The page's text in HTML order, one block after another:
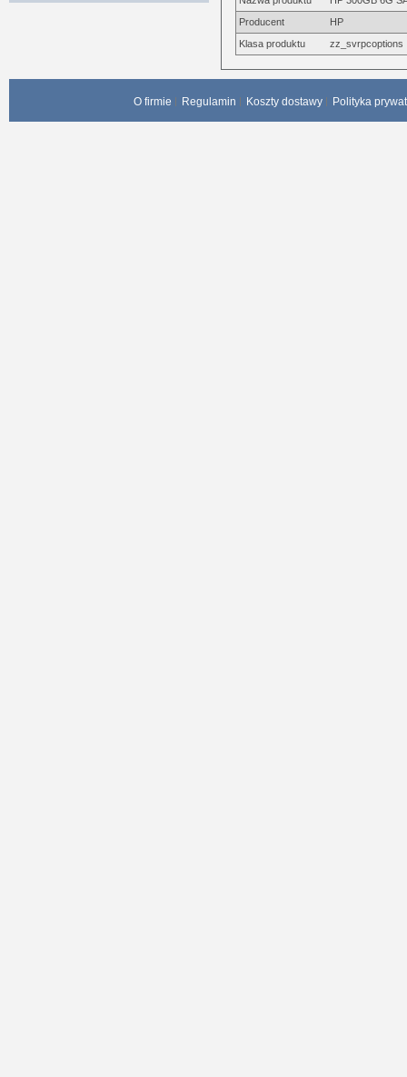
Producent
HP
Klasa produktu
zz_svrpcoptions
O firmie Regulamin Koszty dostawy Polityka